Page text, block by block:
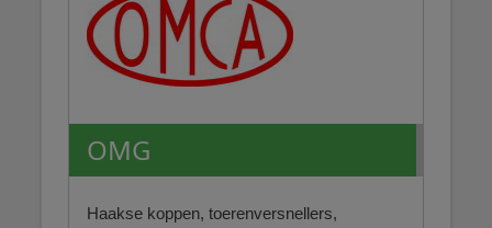
OMG
Haakse koppen, toerenversnellers,